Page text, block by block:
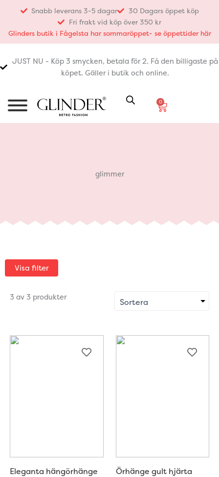
innehåll
Snabb leverans 3-5 dagar
30 Dagars öppet köp
Fri frakt vid köp över 350 kr
Glinders butik i Fågelsta har sommaröppet- se öppettider här
JUST NU - Köp 3 smycken, betala för 2. Få den billigaste på
köpet. Gäller i butik och online.
0
Varukorg
glimmer
Visa filter
3 av 3 produkter
Eleganta hängörhänge
Örhänge gult hjärta